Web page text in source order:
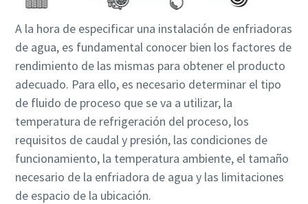
A la hora de especificar una instalación de enfriadoras
de agua, es fundamental conocer bien los factores de
rendimiento de las mismas para obtener el producto
adecuado. Para ello, es necesario determinar el tipo
de fluido de proceso que se va a utilizar, la
temperatura de refrigeración del proceso, los
requisitos de caudal y presión, las condiciones de
funcionamiento, la temperatura ambiente, el tamaño
necesario de la enfriadora de agua y las limitaciones
de espacio de la ubicación.